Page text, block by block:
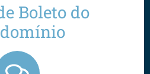
Boleto do